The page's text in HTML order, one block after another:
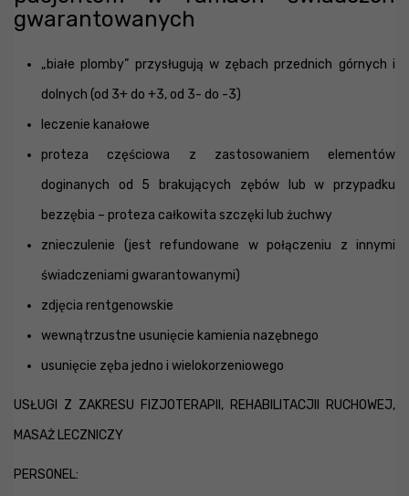
gwarantowanych
„białe plomby” przysługują w zębach przednich górnych i
dolnych (od 3+ do +3, od 3- do -3)
leczenie kanałowe
proteza częściowa z zastosowaniem elementów
doginanych od 5 brakujących zębów lub w przypadku
bezzębia – proteza całkowita szczęki lub żuchwy
znieczulenie (jest refundowane w połączeniu z innymi
świadczeniami gwarantowanymi)
zdjęcia rentgenowskie
wewnątrzustne usunięcie kamienia nazębnego
usunięcie zęba jedno i wielokorzeniowego
USŁUGI Z ZAKRESU FIZJOTERAPII, REHABILITACJII RUCHOWEJ,
MASAŻ LECZNICZY
PERSONEL: